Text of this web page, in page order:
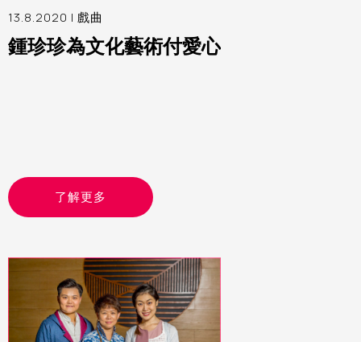
13.8.2020 | 戲曲
鍾珍珍為文化藝術付愛心
了解更多